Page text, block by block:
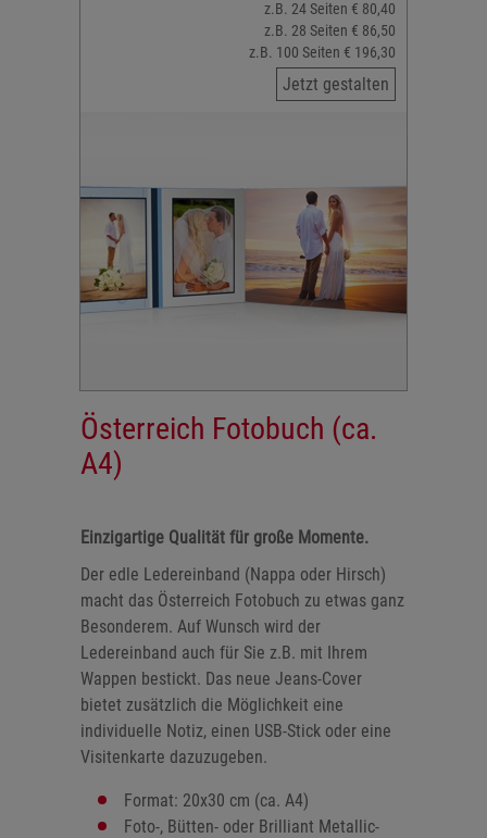
z.B. 24 Seiten € 80,40
z.B. 28 Seiten € 86,50
z.B. 100 Seiten € 196,30
Jetzt gestalten
Österreich Fotobuch (ca.
A4)
Einzigartige Qualität für große Momente.
Der edle Ledereinband (Nappa oder Hirsch)
macht das Österreich Fotobuch zu etwas ganz
Besonderem. Auf Wunsch wird der
Ledereinband auch für Sie z.B. mit Ihrem
Wappen bestickt. Das neue Jeans-Cover
bietet zusätzlich die Möglichkeit eine
individuelle Notiz, einen USB-Stick oder eine
Visitenkarte dazuzugeben.
Format: 20x30 cm (ca. A4)
Foto-, Bütten- oder Brilliant Metallic-